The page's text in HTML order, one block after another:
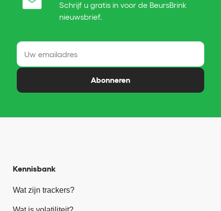
Schrijf u gratis in voor de BeursBrink
nieuwsbrief.
Abonneren
Kennisbank
Wat zijn trackers?